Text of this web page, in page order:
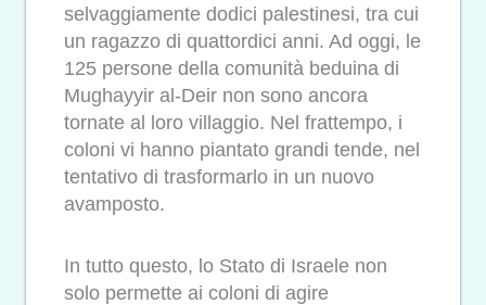
selvaggiamente dodici palestinesi, tra cui
un ragazzo di quattordici anni. Ad oggi, le
125 persone della comunità beduina di
Mughayyir al-Deir non sono ancora
tornate al loro villaggio. Nel frattempo, i
coloni vi hanno piantato grandi tende, nel
tentativo di trasformarlo in un nuovo
avamposto.
In tutto questo, lo Stato di Israele non
solo permette ai coloni di agire